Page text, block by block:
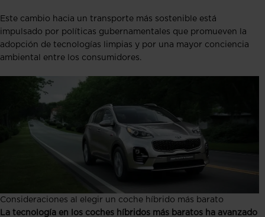
Este cambio hacia un transporte más sostenible está
impulsado por políticas gubernamentales que promueven la
adopción de tecnologías limpias y por una mayor conciencia
ambiental entre los consumidores.
Consideraciones al elegir un coche híbrido más barato
La tecnología en los coches híbridos más baratos ha avanzado